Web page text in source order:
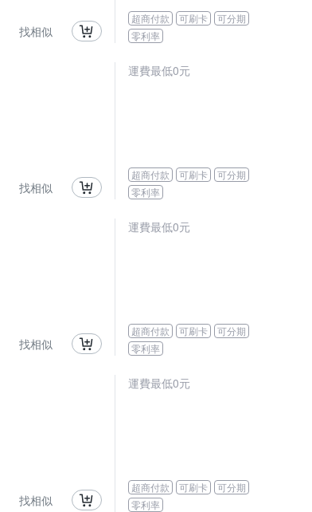
找相似
超商付款 可刷卡
可分期
零利率
找相似
運費最低0元
超商付款 可刷卡
可分期
零利率
找相似
運費最低0元
超商付款 可刷卡
可分期
零利率
找相似
運費最低0元
超商付款 可刷卡
可分期
零利率